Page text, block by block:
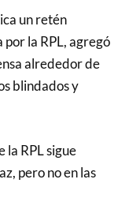
un retén
la RPL, agregó
alrededor de
blindados y
la RPL sigue
pero no en las